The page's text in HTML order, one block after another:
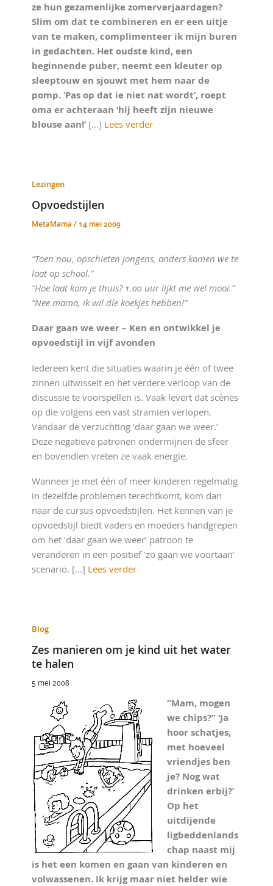
ze hun gezamenlijke zomerverjaardagen?
Slim om dat te combineren en er een uitje
van te maken, complimenteer ik mijn buren
in gedachten. Het oudste kind, een
beginnende puber, neemt een kleuter op
sleeptouw en sjouwt met hem naar de
pomp. ‘Pas op dat ie niet nat wordt’, roept
oma er achteraan ‘hij heeft zijn nieuwe
blouse aan!’ [...] Lees verder
Lezingen
Opvoedstijlen
MetaMama/14 mei 2009
“Toen nou, opschieten jongens, anders komen we te
laat op school.”
“Hoe laat kom je thuis? 1.00 uur lijkt me wel mooi.”
“Nee mama, ik wil díe koekjes hebben!”
Daar gaan we weer – Ken en ontwikkel je
opvoedstijl in vijf avonden
Iedereen kent die situaties waarin je één of twee
zinnen uitwisselt en het verdere verloop van de
discussie te voorspellen is. Vaak levert dat scènes
op die volgens een vast stramien verlopen.
Vandaar de verzuchting ‘daar gaan we weer.’
Deze negatieve patronen ondermijnen de sfeer
en bovendien vreten ze vaak energie.
Wanneer je met één of meer kinderen regelmatig
in dezelfde problemen terechtkomt, kom dan
naar de cursus opvoedstijlen. Het kennen van je
opvoedstijl biedt vaders en moeders handgrepen
om het ‘daar gaan we weer’ patroon te
veranderen in een positief ‘zo gaan we voortaan’
scenario. [...] Lees verder
Blog
Zes manieren om je kind uit het water
te halen
5 mei 2008
“Mam, mogen
we chips?” ‘Ja
hoor schatjes,
met hoeveel
vriendjes ben
je? Nog wat
drinken erbij?’
Op het
uitdijende
ligbeddenlands
chap naast mij
is het een komen en gaan van kinderen en
volwassenen. Ik krijg maar niet helder wie